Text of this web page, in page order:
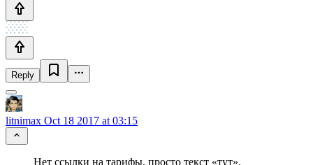
Reply
litnimax Oct 18 2017 at 03:15
Нет ссылки на тарифы, просто текст «тут».